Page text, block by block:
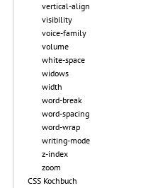
vertical-align
visibility
voice-family
volume
white-space
widows
width
word-break
word-spacing
word-wrap
writing-mode
z-index
zoom
CSS Kochbuch